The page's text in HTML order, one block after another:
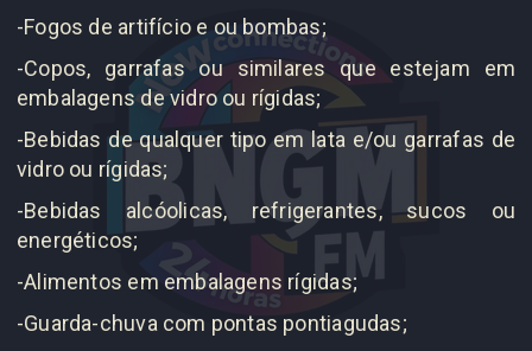
-Fogos de artifício e ou bombas;
-Copos, garrafas ou similares que estejam em
embalagens de vidro ou rígidas;
-Bebidas de qualquer tipo em lata e/ou garrafas de
vidro ou rígidas;
-Bebidas alcóolicas, refrigerantes, sucos ou
energéticos;
-Alimentos em embalagens rígidas;
-Guarda-chuva com pontas pontiagudas;